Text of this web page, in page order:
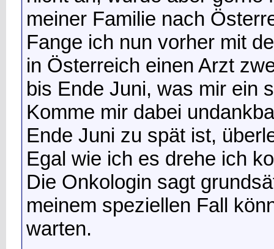
meiner Familie nach
Fange ich nun vorher mit
in Österreich einen Arzt
bis Ende Juni, was mir ein
Komme mir dabei
Ende Juni zu spät ist,
Egal wie ich es drehe ich
Die Onkologin sagt
meinem speziellen Fall
warten.